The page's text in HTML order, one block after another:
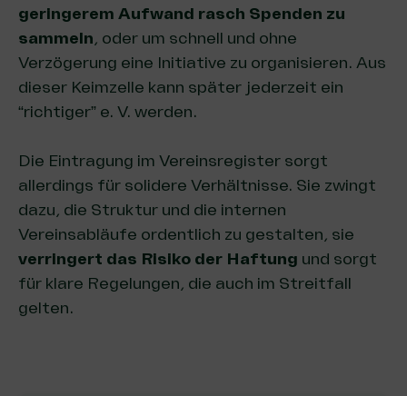
geringerem Aufwand rasch Spenden zu
sammeln, oder um schnell und ohne
Verzögerung eine Initiative zu organisieren. Aus
dieser Keimzelle kann später jederzeit ein
“richtiger” e. V. werden.
Die Eintragung im Vereinsregister sorgt
allerdings für solidere Verhältnisse. Sie zwingt
dazu, die Struktur und die internen
Vereinsabläufe ordentlich zu gestalten, sie
verringert das Risiko der Haftung und sorgt
für klare Regelungen, die auch im Streitfall
gelten.